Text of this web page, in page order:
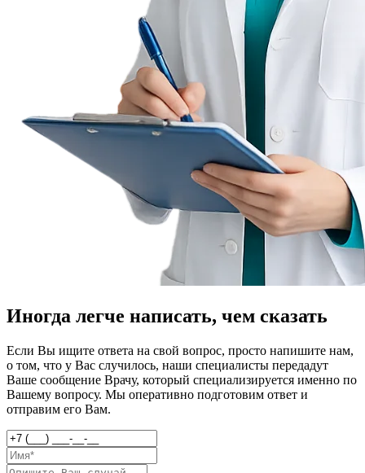
Иногда легче написать, чем сказать
Если Вы ищите ответа на свой вопрос, просто напишите нам,
о том, что у Вас случилось, наши специалисты передадут
Ваше сообщение Врачу, который специализируется именно по
Вашему вопросу. Мы оперативно подготовим ответ и
отправим его Вам.